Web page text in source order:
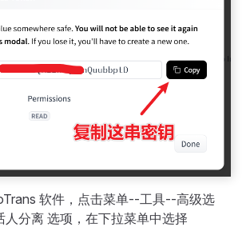
软件，点击菜单--工具--高级选
分离 选项，在下拉菜单中选择